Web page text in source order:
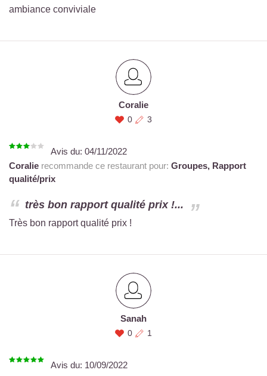
ambiance conviviale
Coralie
0 3
Avis du: 04/11/2022
Coralie recommande ce restaurant pour: Groupes, Rapport
qualité/prix
très bon rapport qualité prix !...
Très bon rapport qualité prix !
Sanah
0 1
Avis du: 10/09/2022